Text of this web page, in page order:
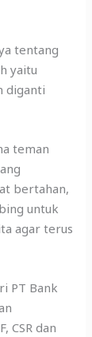
tentang
yaitu
diganti
teman
bertahan,
untuk
agar terus
PT Bank
CSR dan